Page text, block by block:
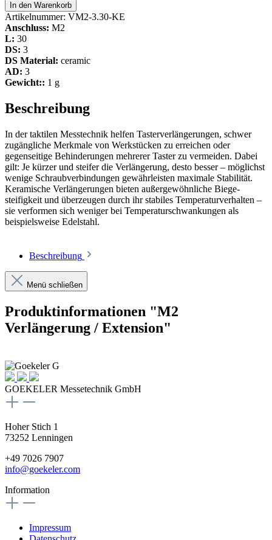
In den Warenkorb
Artikelnummer: VM2-3.30-KE
Anschluss: M2
L: 30
DS: 3
DS Material: ceramic
AD: 3
Gewicht:: 1 g
Beschreibung
In der taktilen Messtechnik helfen Tasterverlängerungen, schwer
zugängliche Merkmale von Werkstücken zu erreichen oder
gegenseitige Behinderungen mehrerer Taster zu vermeiden. Dabei
gilt: Je kürzer und steifer die Verlängerung, desto besser – möglichst
wenige Schraubverbindungen gewährleisten maximale Stabilität.
Keramische Verlängerungen bieten außergewöhnliche Biege­
steifigkeit und überzeugen durch ihr stabiles Temperaturverhalten –
sie verformen sich weniger bei Temperaturschwankungen als
beispielsweise Edelstahl.
Beschreibung
Menü schließen
Produktinformationen "M2
Verlängerung / Extension"
GOEKELER Messetechnik GmbH
Hoher Stich 1
73252 Lenningen
+49 7026 7907
info@goekeler.com
Information
Impressum